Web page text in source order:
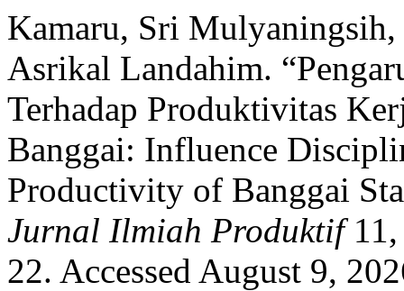
Kamaru, Sri
Asrikal Landahim.
Terhadap Produktivitas
Banggai: Influence
Productivity of Banggai
Jurnal Ilmiah Produktif11,
22. Accessed August 9,